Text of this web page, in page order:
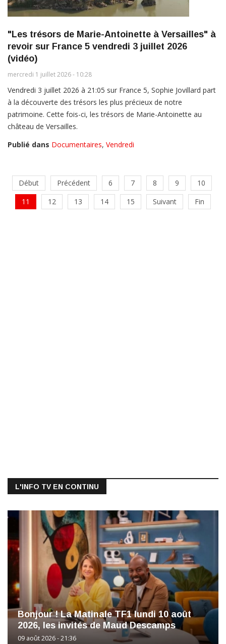
"Les trésors de Marie-Antoinette à Versailles" à
revoir sur France 5 vendredi 3 juillet 2026
(vidéo)
mercredi 1 juillet 2026 - 10:28
Vendredi 3 juillet 2026 à 21:05 sur France 5, Sophie Jovillard part
à la découverte des trésors les plus précieux de notre
patrimoine. Cette fois-ci, les trésors de Marie-Antoinette au
château de Versailles.
Publié dans Documentaires, Vendredi
Début Précédent 6 7 8 9
10
11
12 13 14 15 Suivant Fin
L'INFO TV EN CONTINU
Bonjour ! La Matinale TF1 lundi 10 août
2026, les invités de Maud Descamps
09 août 2026 - 21:36